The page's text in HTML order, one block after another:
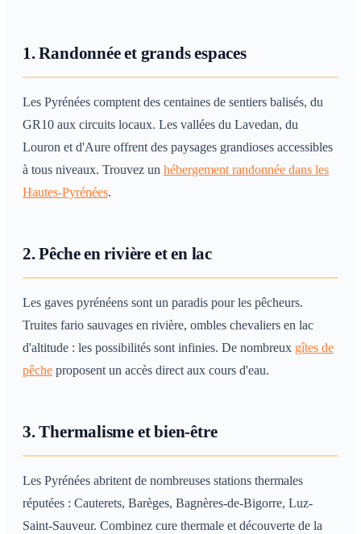
1. Randonnée et grands espaces
Les Pyrénées comptent des centaines de sentiers balisés, du
GR10 aux circuits locaux. Les vallées du Lavedan, du
Louron et d'Aure offrent des paysages grandioses accessibles
à tous niveaux. Trouvez un hébergement randonnée dans les
Hautes-Pyrénées.
2. Pêche en rivière et en lac
Les gaves pyrénéens sont un paradis pour les pêcheurs.
Truites fario sauvages en rivière, ombles chevaliers en lac
d'altitude : les possibilités sont infinies. De nombreux gîtes de
pêche proposent un accès direct aux cours d'eau.
3. Thermalisme et bien-être
Les Pyrénées abritent de nombreuses stations thermales
réputées : Cauterets, Barèges, Bagnères-de-Bigorre, Luz-
Saint-Sauveur. Combinez cure thermale et découverte de la